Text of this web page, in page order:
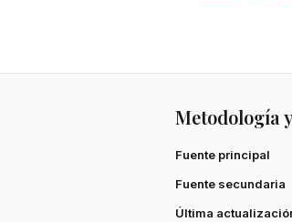
Metodología
Fuente principal
Fuente secundaria
Última